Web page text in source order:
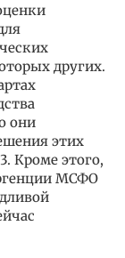
других.
они
этих
Кроме этого,
МСФО